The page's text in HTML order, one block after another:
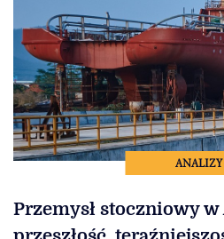
ANALIZY
Przemysł stoczniowy